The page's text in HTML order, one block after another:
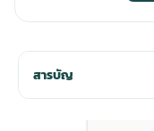
สารบัญ